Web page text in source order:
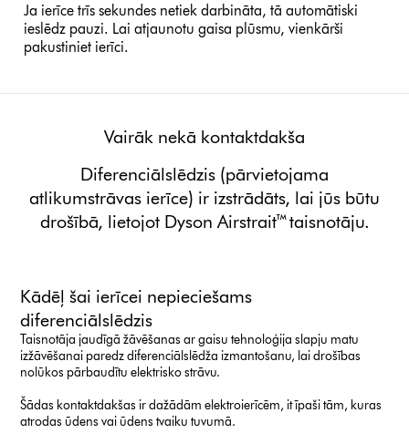
Ja ierīce trīs sekundes netiek darbināta, tā automātiski
ieslēdz pauzi. Lai atjaunotu gaisa plūsmu, vienkārši
pakustiniet ierīci.
Vairāk nekā kontaktdakša
Diferenciālslēdzis (pārvietojama
atlikumstrāvas ierīce) ir izstrādāts, lai jūs būtu
drošībā, lietojot Dyson Airstrait™ taisnotāju.
Kādēļ šai ierīcei nepieciešams
diferenciālslēdzis
Taisnotāja jaudīgā žāvēšanas ar gaisu tehnoloģija slapju matu
izžāvēšanai paredz diferenciālslēdža izmantošanu, lai drošības
nolūkos pārbaudītu elektrisko strāvu.
Šādas kontaktdakšas ir dažādām elektroierīcēm, it īpaši tām, kuras
atrodas ūdens vai ūdens tvaiku tuvumā.